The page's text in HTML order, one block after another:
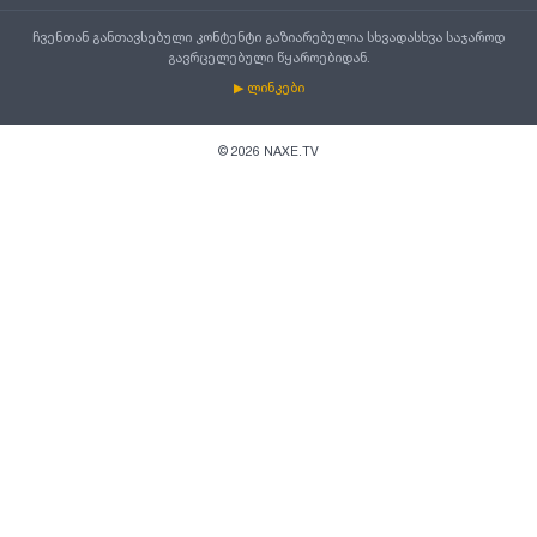
ჩვენთან განთავსებული კონტენტი გაზიარებულია სხვადასხვა საჯაროდ
გავრცელებული წყაროებიდან.
▶ ლინკები
© 2026 NAXE.TV